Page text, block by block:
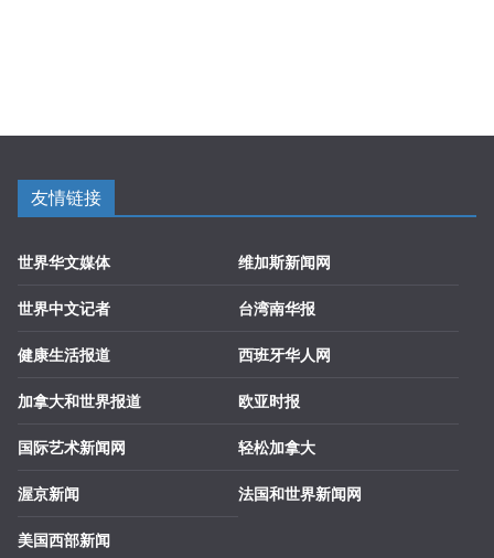
友情链接
世界华文媒体
世界中文记者
健康生活报道
加拿大和世界报道
国际艺术新闻网
渥京新闻
美国西部新闻
维加斯新闻网
台湾南华报
西班牙华人网
欧亚时报
轻松加拿大
法国和世界新闻网